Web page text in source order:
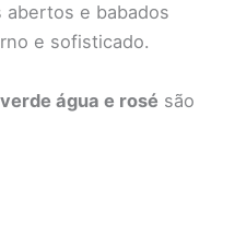
e babados
e sofisticado.
água e rosé são